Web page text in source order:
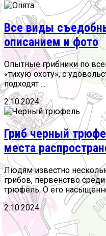
Все виды
описанием и фото
Опытные грибники по
«тихую охоту», с
подходят ...
2.10.2024
Гриб черный
места
Людям известно
грибов, первенство
трюфель. О его
2.10.2024